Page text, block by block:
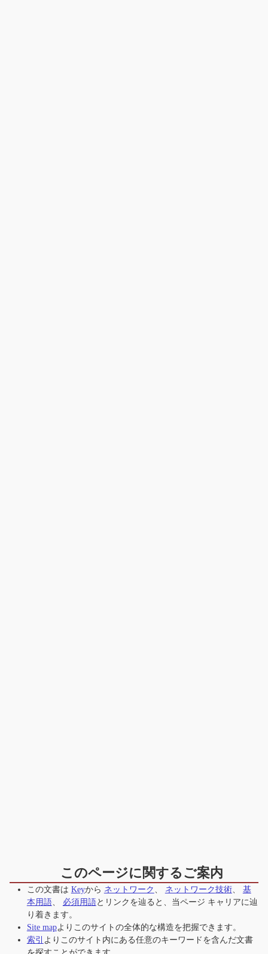
このページに関するご案内
この文書は Keyから ネットワーク ネットワーク技術、
基
本用語、 必須用語とリンクを辿ると、当ページ キャリアに辿
り着きます。
Site mapよりこのサイトの全体的な構造を把握できます。
索引 よりこのサイト内にある任意のキーワードを含んだ文書
を探すことができます。